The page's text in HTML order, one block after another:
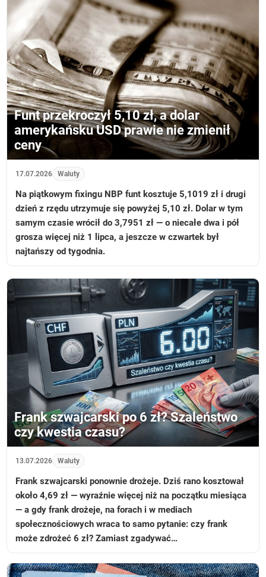
Funt przekroczył 5,10 zł, a dolar
amerykańsku USD prawie nie zmienił
ceny
17.07.2026 Waluty
Na piątkowym fixingu NBP funt kosztuje 5,1019 zł i drugi
dzień z rzędu utrzymuje się powyżej 5,10 zł. Dolar w tym
samym czasie wrócił do 3,7951 zł — o niecałe dwa i pół
grosza więcej niż 1 lipca, a jeszcze w czwartek był
najtańszy od tygodnia.
Frank szwajcarski po 6 zł? Szaleństwo
czy kwestia czasu?
13.07.2026 Waluty
Frank szwajcarski ponownie drożeje. Dziś rano kosztował
około 4,69 zł — wyraźnie więcej niż na początku miesiąca
— a gdy frank drożeje, na forach i w mediach
społecznościowych wraca to samo pytanie: czy frank
może zdrożeć 6 zł? Zamiast zgadywać…